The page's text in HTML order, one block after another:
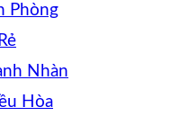
Phòng
Nhàn
Hòa